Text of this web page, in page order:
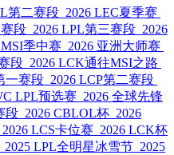
第二赛段 2026 LEC夏季赛
段 2026 LPL第三赛段 2026
MSI季中赛 2026 亚洲大师赛
段 2026 LCK通往MSI之路
一赛段 2026 LCP第二赛段
LPL预选赛 2026 全球先锋
段 2026 CBLOL杯 2026
2026 LCS卡位赛 2026 LCK杯
2025 LPL全明星冰雪节 2025